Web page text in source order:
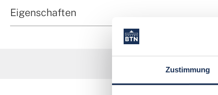
Zustimmung
Eigenschaften